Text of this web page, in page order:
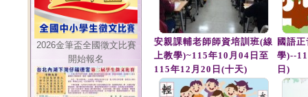
2026金筆盃全國徵文比賽
開始報名
安親課輔老師師資培訓班(線
上教學)~115年10月04日至
115年12月20日(十天)
國語
學)--
日)